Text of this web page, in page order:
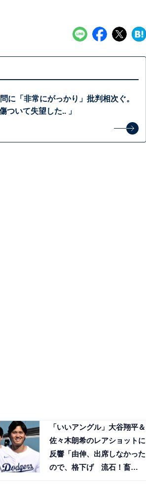
に「非常にがっかり」批判相次ぐ。
ついて失望した.. 」
「いいアングル」大谷翔平＆
佐々木朗希のレアショットに
反響「由伸、出席しなかった
ので、格下げ 流石！畜